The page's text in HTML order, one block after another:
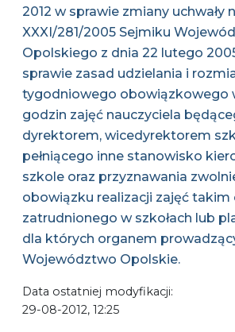
2012 w sprawie zmiany uchwały
XXXI/281/2005 Sejmiku
Opolskiego z dnia 22 lutego
sprawie zasad udzielania i
tygodniowego obowiązkowego
godzin zajęć nauczyciela
dyrektorem, wicedyrektorem
pełniącego inne stanowisko
szkole oraz przyznawania
obowiązku realizacji zajęć takim
zatrudnionego w szkołach lub
dla których organem
Województwo Opolskie.
Data ostatniej modyfikacji:
29-08-2012, 12:25